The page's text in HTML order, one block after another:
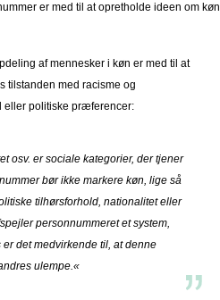
er med til at opretholde ideen om køn
af mennesker i køn er med til at
tilstanden med racisme og
eller politiske præferencer:
osv. er sociale kategorier, der tjener
bør ikke markere køn, lige så
tilhørsforhold, nationalitet eller
personnummeret et system,
det medvirkende til, at denne
ulempe.«